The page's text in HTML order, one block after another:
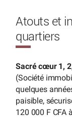
Atouts et
quartiers
Sacré cœur 1,
(Société
quelques
paisible,
120 000 F CFA